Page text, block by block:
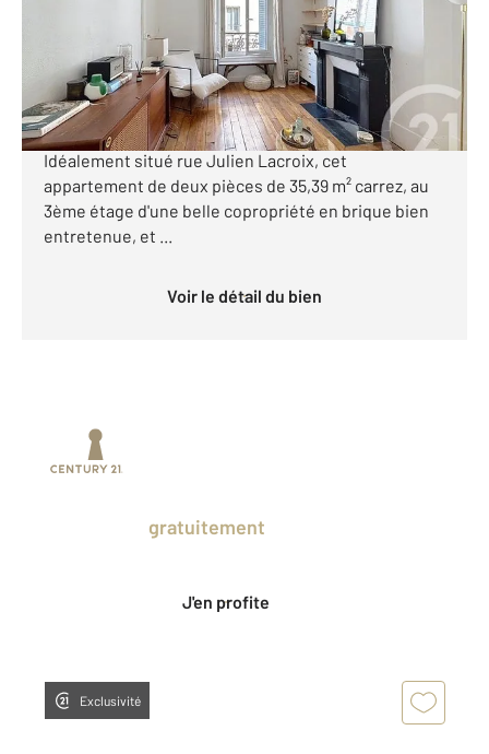
Appartement T2 à vendre
340 000 €
RUE JULIEN LACROIX - QUARTIER MENILMONTANT -
APPARTEMENT 2 PIÈCES DE CHARME 35,39 m²
Idéalement situé rue Julien Lacroix, cet
appartement de deux pièces de 35,39 m² carrez, au
3ème étage d'une belle copropriété en brique bien
entretenue, et ...
Voir le détail du bien
gratuitement
J'en profite
Exclusivité